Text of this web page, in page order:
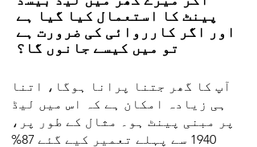
پینٹ کا استعمال کیا گیا ہے
اور اگر کارروائی کی ضرورت ہے
تو میں کیسے جانوں گا؟
آپ کا گھر جتنا پرانا ہوگا، اتنا
ہی زیادہ امکان ہے کہ اس میں لیڈ
پر مبنی پینٹ ہو۔ مثال کے طور پر،
1940 سے پہلے تعمیر کیے گئے 87%